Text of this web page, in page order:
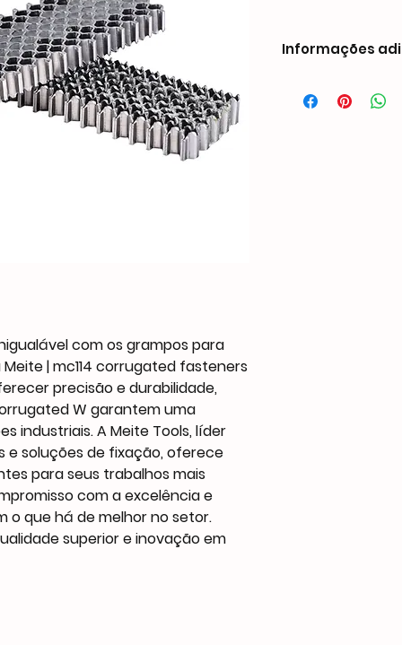
com os grampos para
| mc114 corrugated fasteners
precisão e durabilidade,
W garantem uma
industriais. A Meite Tools, líder
soluções de fixação, oferece
para seus trabalhos mais
com a excelência e
o que há de melhor no setor.
superior e inovação em
Informações